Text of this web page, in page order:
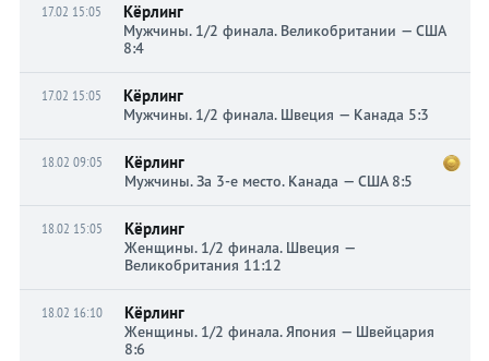
17.02 15:05 Кёрлинг
Мужчины. 1/2 финала. Великобритании — США
8:4
17.02 15:05 Кёрлинг
Мужчины. 1/2 финала. Швеция — Канада 5:3
18.02 09:05 Кёрлинг
Мужчины. За 3-е место. Канада — США 8:5
18.02 15:05 Кёрлинг
Женщины. 1/2 финала. Швеция —
Великобритания 11:12
18.02 16:10 Кёрлинг
Женщины. 1/2 финала. Япония — Швейцария
8:6